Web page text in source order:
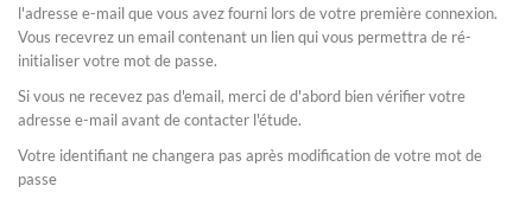
l'adresse e-mail que vous avez fourni lors de votre première connexion.
Vous recevrez un email contenant un lien qui vous permettra de ré-
initialiser votre mot de passe.
Si vous ne recevez pas d'email, merci de d'abord bien vérifier votre
adresse e-mail avant de contacter l'étude.
Votre identifiant ne changera pas après modification de votre mot de
passe